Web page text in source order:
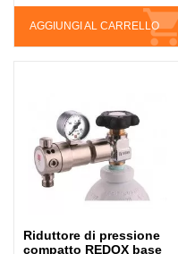
AGGIUNGI AL CARRELLO
Riduttore di pressione
compatto REDOX base